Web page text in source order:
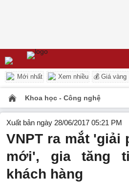
Mới nhất Xem nhiều 💰 Giá vàng
Khoa học - Công nghệ
Xuất bản ngày 28/06/2017 05:21 PM
VNPT ra mắt 'giải
mới', gia tăng
khách hàng